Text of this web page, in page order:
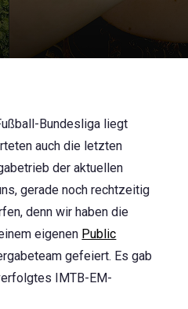
Bundesliga liegt
auch die letzten
der aktuellen
gerade noch rechtzeitig
denn wir haben die
eigenen Public
gefeiert. Es gab
IMTB-EM-